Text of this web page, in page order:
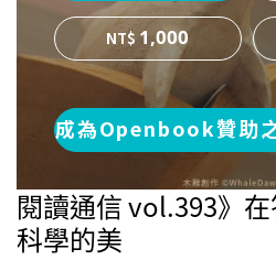
1,000
成為Openbook贊助
閱讀通信 vol.393》
科學的美